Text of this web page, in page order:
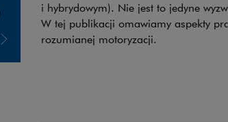
i hybrydowym). Nie jest to jedyne
W tej publikacji omawiamy aspekty
rozumianej motoryzacji.